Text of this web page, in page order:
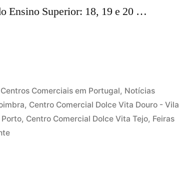
Ensino Superior: 18, 19 e 20 …
Publicado
em
Centros Comerciais em Portugal, Notícias
, Centro Comercial Dolce Vita Douro - Vila
, Centro Comercial Dolce Vita Tejo, Feiras